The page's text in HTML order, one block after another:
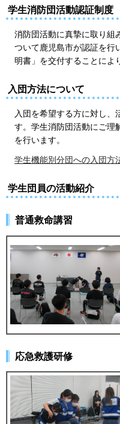
学生消防団活動認証制度
消防団活動に真摯に取り組
ついて鹿児島市が認証を行
明書」を交付することによ
入団方法について
入団を希望する方に対し、
す。学生消防団活動にご理
を行います。
学生機能別分団への入団方
学生団員の活動紹介
普通救命講習
応急救護研修